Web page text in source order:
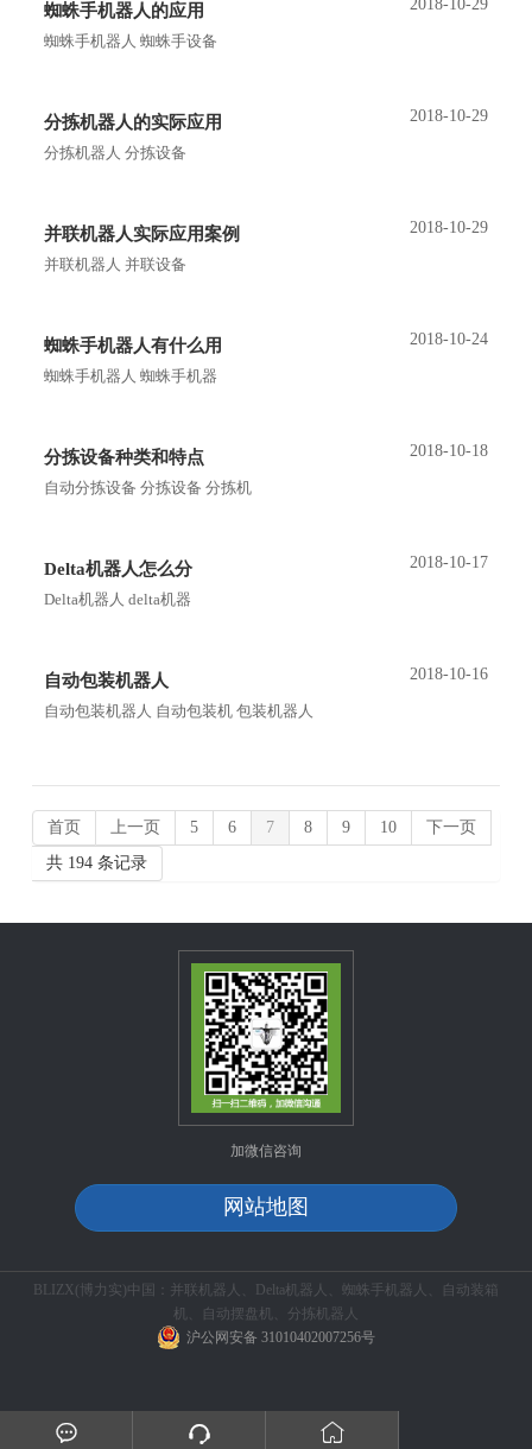
蜘蛛手机器人的应用
蜘蛛手机器人 蜘蛛手设备
2018-10-29
分拣机器人的实际应用
分拣机器人 分拣设备
2018-10-29
并联机器人实际应用案例
并联机器人 并联设备
2018-10-29
蜘蛛手机器人有什么用
蜘蛛手机器人 蜘蛛手机器
2018-10-24
分拣设备种类和特点
自动分拣设备 分拣设备 分拣机
2018-10-18
Delta机器人怎么分
Delta机器人 delta机器
2018-10-17
自动包装机器人
自动包装机器人 自动包装机 包装机器人
2018-10-16
首页 上一页 5 6 7 8 9 10
下一页
共 194 条记录
加微信咨询
网站地图
BLIZX(博力实)中国：并联机器人、Delta机器人、蜘蛛手机器人、自动装箱
机、自动摆盘机、分拣机器人
沪公网安备 31010402007256号
  